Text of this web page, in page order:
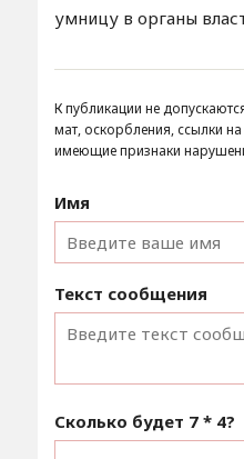
умницу в органы
К публикации не
мат, оскорбления, ссылки
имеющие признаки
Имя
Текст сообщения
Сколько будет 7 * 4?